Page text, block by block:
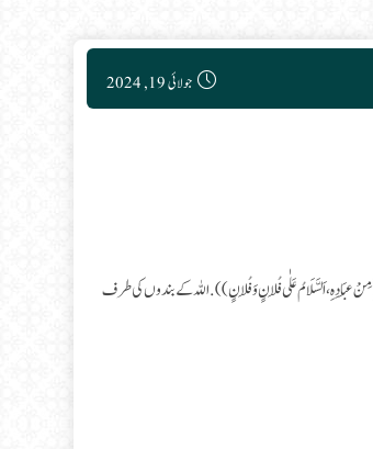
Post published:
جولائی 19, 2024
مِنْ عِبَادِهِ، اَلسَّلَامُ عَلٰى فُلَانٍ وَفُلَانٍ)) . اللہ کے بندوں کی طرف